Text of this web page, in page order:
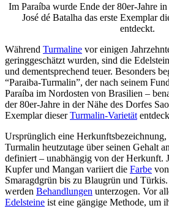
Im Paraíba wurde Ende der 80er-Jahre
José dé Batalha das erste Exemplar
entdeckt.
Während Turmaline vor einigen
geringgeschätzt wurden, sind die
und dementsprechend teuer. Besonders
“Paraiba-Turmalin”, der nach seinem
Paraíba im Nordosten von Brasilien –
der 80er-Jahre in der Nähe des Dorfes
Exemplar dieserTurmalin-Varietät
Ursprünglich eine
Turmalin heutzutage über seinen Gehalt
definiert – unabhängig von der Herkunft.
Kupfer und Mangan variiert die Farbe
Smaragdgrün bis zu Blaugrün und
werden Behandlungen unterzogen. Vor
Edelsteine ist eine gängige Methode, um